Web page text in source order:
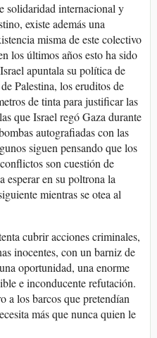
solidaridad internacional y
existe además una
misma de este colectivo
los últimos años esto ha sido
apuntala su política de
Palestina, los eruditos de
de tinta para justificar las
que Israel regó Gaza durante
autografiadas con las
siguen pensando que los
son cuestión de
esperar en su poltrona la
mientras se otea al
cubrir acciones criminales,
inocentes, con un barniz de
oportunidad, una enorme
e inconducente refutación.
a los barcos que pretendían
más que nunca quien le